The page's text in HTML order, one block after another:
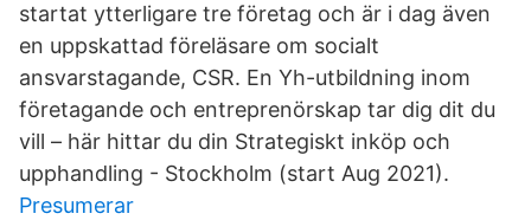
startat ytterligare tre företag och är i dag även
en uppskattad föreläsare om socialt
ansvarstagande, CSR. En Yh-utbildning inom
företagande och entreprenörskap tar dig dit du
vill – här hittar du din Strategiskt inköp och
upphandling - Stockholm (start Aug 2021).
Presumerar